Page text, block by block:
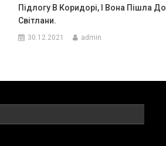
Підлогу В Коридорі, І Вона Пішла До
Світлани.
30.12.2021 admin